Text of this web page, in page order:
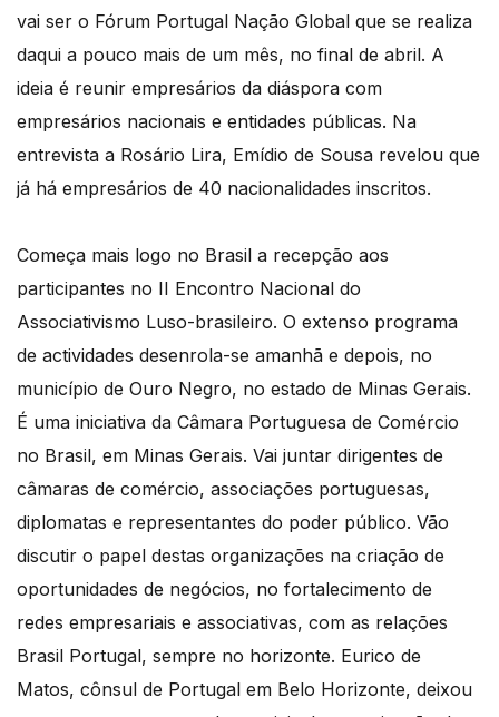
vai ser o Fórum Portugal Nação Global que se realiza
daqui a pouco mais de um mês, no final de abril. A
ideia é reunir empresários da diáspora com
empresários nacionais e entidades públicas. Na
entrevista a Rosário Lira, Emídio de Sousa revelou que
já há empresários de 40 nacionalidades inscritos.
Começa mais logo no Brasil a recepção aos
participantes no II Encontro Nacional do
Associativismo Luso-brasileiro. O extenso programa
de actividades desenrola-se amanhã e depois, no
município de Ouro Negro, no estado de Minas Gerais.
É uma iniciativa da Câmara Portuguesa de Comércio
no Brasil, em Minas Gerais. Vai juntar dirigentes de
câmaras de comércio, associações portuguesas,
diplomatas e representantes do poder público. Vão
discutir o papel destas organizações na criação de
oportunidades de negócios, no fortalecimento de
redes empresariais e associativas, com as relações
Brasil Portugal, sempre no horizonte. Eurico de
Matos, cônsul de Portugal em Belo Horizonte, deixou